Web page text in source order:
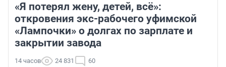
«Я потерял жену, детей, всё»:
откровения экс-рабочего уфимской
«Лампочки» о долгах по зарплате и
закрытии завода
14 часов 24 831 60